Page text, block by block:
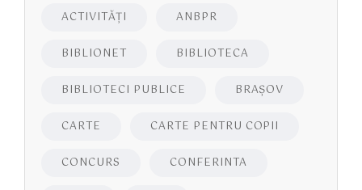
ACTIVITĂŢI ANBPR
BIBLIONET BIBLIOTECA
BIBLIOTECI PUBLICE BRAŞOV
CARTE CARTE PENTRU COPII
CONCURS CONFERINTA